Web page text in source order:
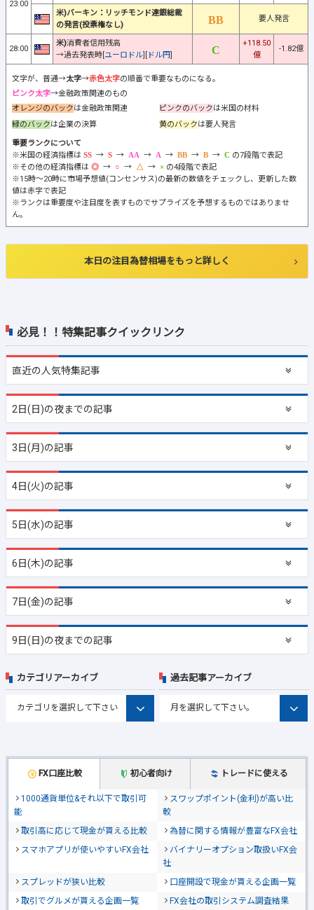
必見！！特集記事クイックリンク
直近の人気特集記事
2日(日)の夜までの記事
3日(月)の記事
4日(火)の記事
5日(水)の記事
6日(木)の記事
7日(金)の記事
9日(日)の夜までの記事
23:00
米)バーキン：リッチモンド連銀総裁
の発言(投票権なし)
要人発言
28:00
米)消費者信用残高
→過去発表時[ユーロドル][ ドル円]
+118.50
億
-1.82億
文字が、普通→太字→赤色太字の順番で重要なものになる。
ピンク太字→金融政策関連のもの
オレンジのバックは金融政策関連 ピンクのバックは米国の材料
緑のバックは企業の決算 黄のバックは要人発言
重要ランクについて
※米国の経済指標は
→ → → → → →
の7段階で表記
※その他の経済指標は
→ → →
の4段階で表記
※15時～20時に市場予想値(コンセンサス)の最新の数値をチェックし、更新した数
値は赤字で表記
※ランクは重要度や注目度を表すものでサプライズを予想するものではありませ
ん。
本日の注目為替相場をもっと詳しく
FX口座比較 初心者向け トレードに使える
1000通貨単位&それ以下で取引可
能
スワップポイント(金利)が高い比
較
取引高に応じて現金が貰える比較
為替に関する情報が豊富なFX会社
スマホアプリが使いやすいFX会社
バイナリーオプション取扱いFX会
社
スプレッドが狭い比較
口座開設で現金が貰える企画一覧
取引でグルメが貰える企画一覧
FX会社の取引システム調査結果
カテゴリアーカイブ 過去記事アーカイブ